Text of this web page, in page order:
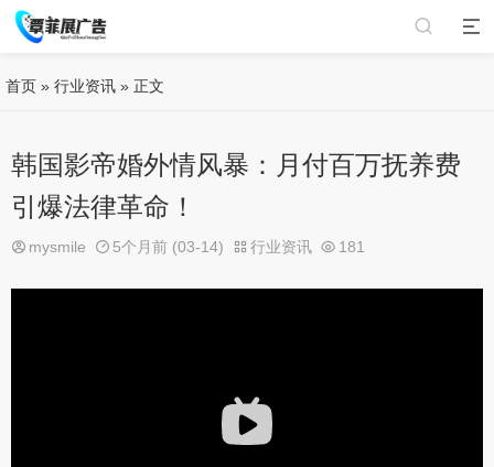
首页 » 行业资讯 » 正文
韩国影帝婚外情风暴：月付百万抚养费
引爆法律革命！
mysmile 5个月前 (03-14) 行业资讯 181